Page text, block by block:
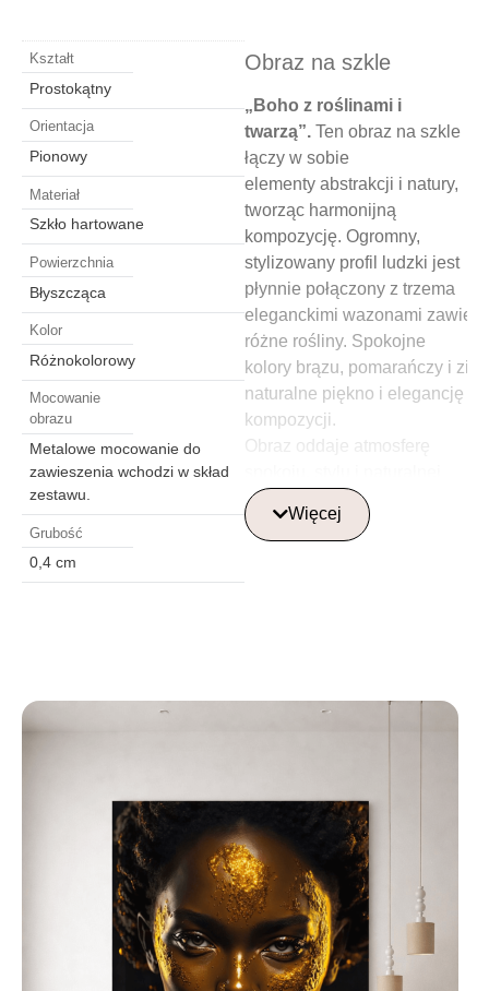
Obraz na szkle
„Boho z roślinami i
twarzą”. Ten obraz na szkle
łączy w sobie
elementy abstrakcji i natury,
tworząc harmonijną
kompozycję. Ogromny,
stylizowany profil ludzki jest
płynnie połączony z trzema
eleganckimi wazonami
różne rośliny. Spokojne
kolory brązu, pomarańczy i
naturalne piękno i elegancję
kompozycji.
Obraz oddaje atmosferę
harmonii, dzięki czemu jest
idealnym elementem
Szklane obrazy najlepiej
umieścić w centralnym
punkcie pomieszczenia,
takim jak salon, jadalnia lub
biuro, aby pełniły rolę nie
tylko dekoracyjną, ale także
artystyczną. Nowoczesne
Więcej
Kształt
Prostokątny
Orientacja
Pionowy
Materiał
Szkło hartowane
Powierzchnia
Błyszcząca
Kolor
Różnokolorowy
Mocowanie
obrazu
Metalowe mocowanie do
zawieszenia wchodzi w skład
zestawu.
Grubość
0,4 cm